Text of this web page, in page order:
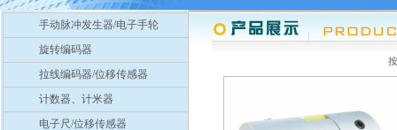
手动脉冲发生器/电子手轮
旋转编码器
拉线编码器/位移传感器
计数器、计米器
电子尺/位移传感器